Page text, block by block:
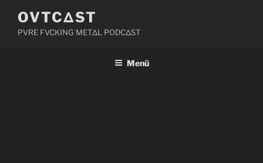
Inhalt
springen
OVTCΔST
PVRE FVCKING METΔL PODCΔST
Menü